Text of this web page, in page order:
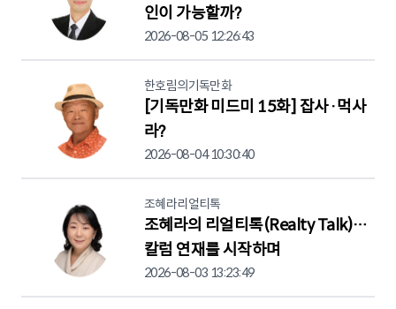
인이 가능할까?
2026-08-05 12:26:43
한호림의기독만화
[기독만화 미드미 15화] 잡사·먹사
라?
2026-08-04 10:30:40
조혜라리얼티톡
조혜라의 리얼티톡(Realty Talk)…
칼럼 연재를 시작하며
2026-08-03 13:23:49